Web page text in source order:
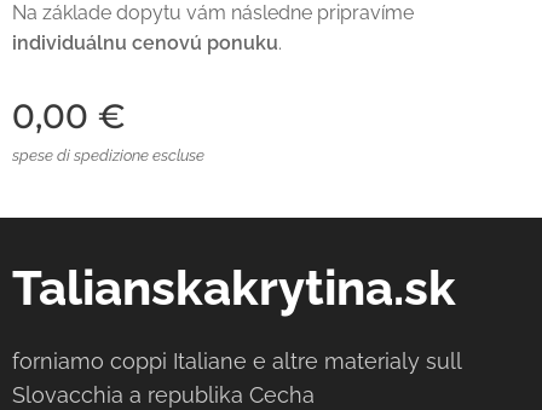
Na základe dopytu vám následne pripravíme
individuálnu cenovú ponuku.
0,00 €
spese di spedizione escluse
Talianskakrytina.sk
forniamo coppi Italiane e altre materialy sull
Slovacchia a republika Cecha